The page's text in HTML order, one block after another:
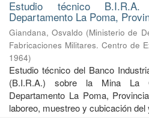
Estudio técnico
Departamento La Poma,
Giandana, Osvaldo (Ministerio de
Fabricaciones Militares. Centro de
1964)
Estudio técnico del Banco
(B.I.R.A.) sobre la Mina La
Departamento La Poma,
laboreo, muestreo y cubicación del